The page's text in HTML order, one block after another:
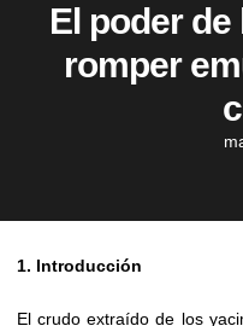
El poder
romper
1. Introducción
El crudo extraído de los